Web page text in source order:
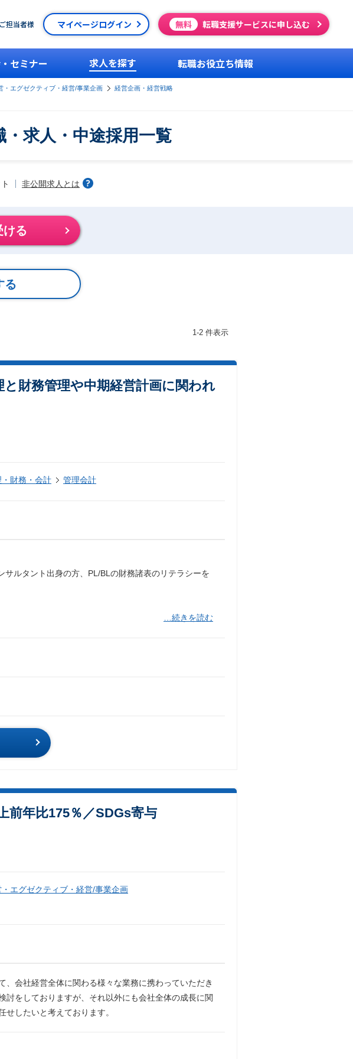
担当者様 マイページログイン 無料 転職支援サービスに申し込む
セミナー 求人を探す 転職お役立ち情報
・エグゼクティブ・経営/事業企画
経営企画・経営戦略
求人・中途採用一覧
非公開求人とは
る
る
1-2 件表示
と財務管理や中期経営計画に関われ
・財務・会計 管理会計
ルタント出身の方、PL/BLの財務諸表のリテラシーを
…続きを読む
前年比175％／SDGs寄与
・エグゼクティブ・経営/事業企画
、会社経営全体に関わる様々な業務に携わっていただき
討をしておりますが、それ以外にも会社全体の成長に関
したいと考えております。